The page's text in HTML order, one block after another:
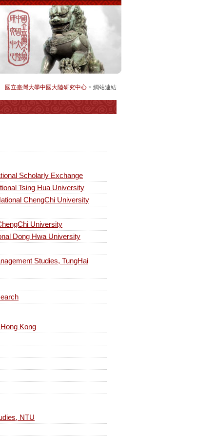
國立臺灣大學中國大陸研究中心 > 網站連結
Scholarly Exchange
Tsing Hua University
ChengChi University
University
Dong Hwa University
Studies, TungHai
Kong
NTU